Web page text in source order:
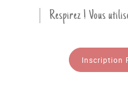
Respirez ! Vous
Inscription